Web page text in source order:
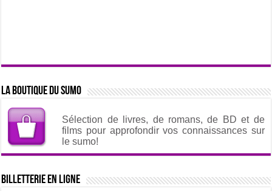
La boutique du sumo
Sélection de livres, de romans, de BD et de
films pour approfondir vos connaissances sur
le sumo!
Billetterie en ligne